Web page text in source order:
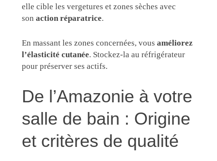
elle cible les vergetures et zones sèches avec
son action réparatrice.
En massant les zones concernées, vous améliorez
l’élasticité cutanée. Stockez-la au réfrigérateur
pour préserver ses actifs.
De l’Amazonie à votre
salle de bain : Origine
et critères de qualité